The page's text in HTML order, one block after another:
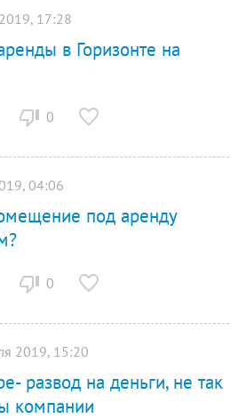
17:28
в Горизонте на
0
04:06
под аренду
0
2019, 15:20
развод на деньги, не так
компании